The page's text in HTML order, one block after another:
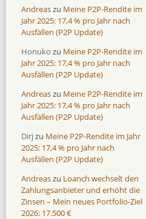
Andreaszu Meine P2P-Rendite im
Jahr 2025: 17,4 % pro Jahr nach
Ausfällen (P2P Update)
Honuko zu Meine P2P-Rendite im
Jahr 2025: 17,4 % pro Jahr nach
Ausfällen (P2P Update)
Andreaszu Meine P2P-Rendite im
Jahr 2025: 17,4 % pro Jahr nach
Ausfällen (P2P Update)
Dirjzu Meine P2P-Rendite im Jahr
2025: 17,4 % pro Jahr nach
Ausfällen (P2P Update)
Andreaszu Loanch wechselt den
Zahlungsanbieter und erhöht die
Zinsen – Mein neues Portfolio-Ziel
2026: 17.500 €